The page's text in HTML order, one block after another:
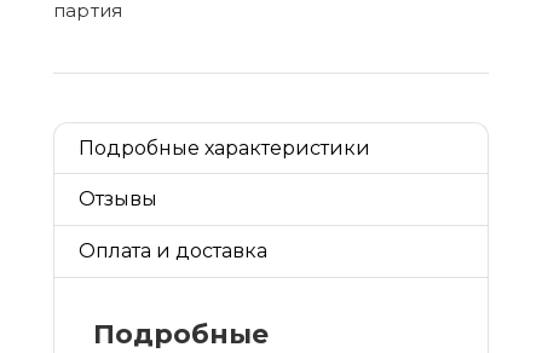
партия
Подробные характеристики
Отзывы
Оплата и доставка
Подробные